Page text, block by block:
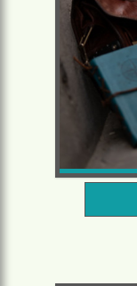
à partir
à partir